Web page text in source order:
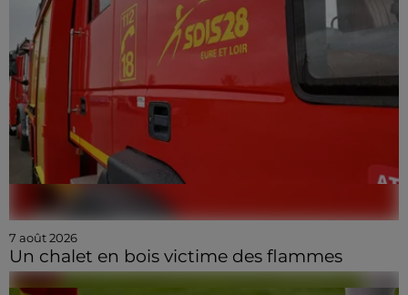
7 août 2026
Un chalet en bois victime des flammes